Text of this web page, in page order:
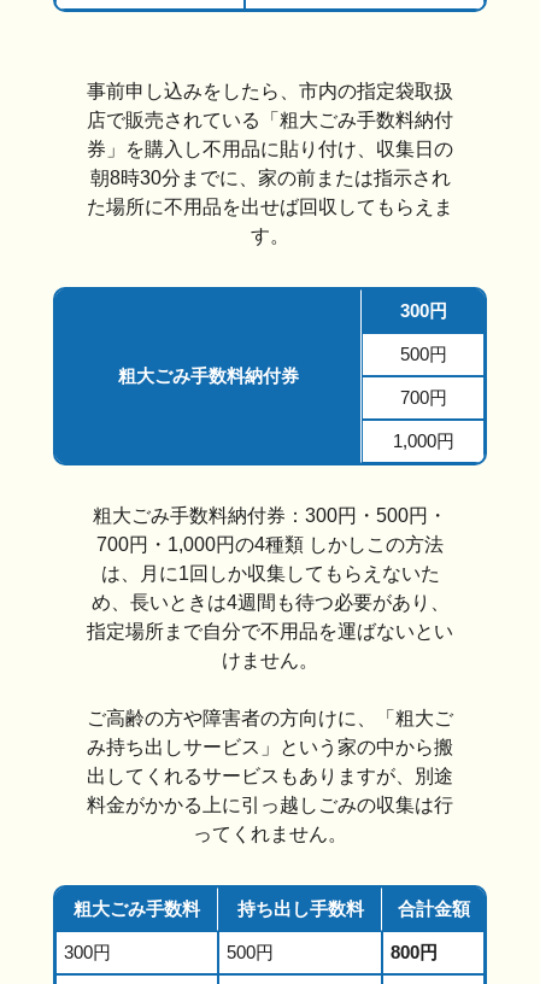
事前申し込みをしたら、市内の指定袋取扱
店で販売されている「粗大ごみ手数料納付
券」を購入し不用品に貼り付け、収集日の
朝8時30分までに、家の前または指示され
た場所に不用品を出せば回収してもらえま
す。
粗大ごみ手数料納付券
300円
500円
700円
1,000円
粗大ごみ手数料納付券：300円・500円・
700円・1,000円の4種類 しかしこの方法
は、月に1回しか収集してもらえないた
め、長いときは4週間も待つ必要があり、
指定場所まで自分で不用品を運ばないとい
けません。
ご高齢の方や障害者の方向けに、「粗大ご
み持ち出しサービス」という家の中から搬
出してくれるサービスもありますが、別途
料金がかかる上に引っ越しごみの収集は行
ってくれません。
粗大ごみ手数料 持ち出し手数料 合計金額
300円 500円 800円